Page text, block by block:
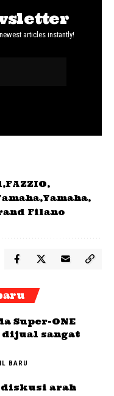
articles instantly!
FAZZIO
Yamaha
Filano
Super-ONE
dijual sangat
BARU
diskusi arah